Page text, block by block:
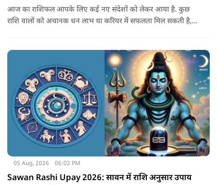
आज का राशिफल आपके लिए कई नए संदेशों को लेकर आया है. कुछ
राशि वालों को अचानक धन लाभ या करियर में सफलता मिल सकती है,
सकता है.
05 Aug, 2026 06:02 PM
Sawan Rashi Upay 2026: सावन में राशि अनुसार उपाय